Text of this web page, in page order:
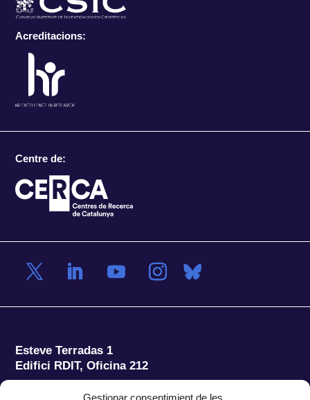
Gestionar consentimient de les
Acreditacions:
Centre de:
Esteve Terradas 1
Edifici RDIT, Oficina 212
Parc Mediterrani de la Tecnologia (PMT)